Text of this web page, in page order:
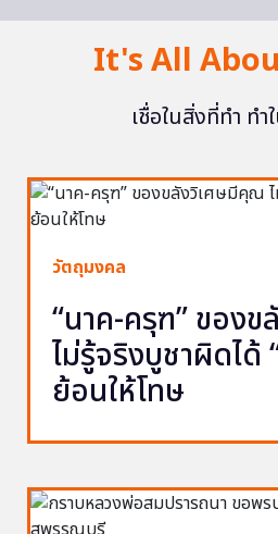
It's All
เชื่อในสิ่งที่ทำ ทำ
วัตถุมงคล
“นาค-ครุฑ” ของ
ไม่รู้จริงบูชาผิดได้
ย้อนให้โทษ